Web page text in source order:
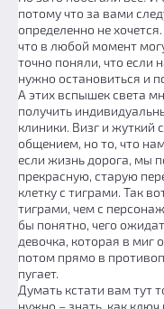
потому что за вами
определенно не
что в любой момент
точно поняли, что если
нужно остановиться и
А этих вспышек света
получить
клиники. Визг и жуткий
общением, но то, что
если жизнь дорога, мы
прекрасную, старую
клетку с тиграми. Так
тиграми, чем с
бы понятно, чего
девочка, которая в миг
потом прямо в
пугает.
Думать кстати вам тут
нужно – знать, как ключ